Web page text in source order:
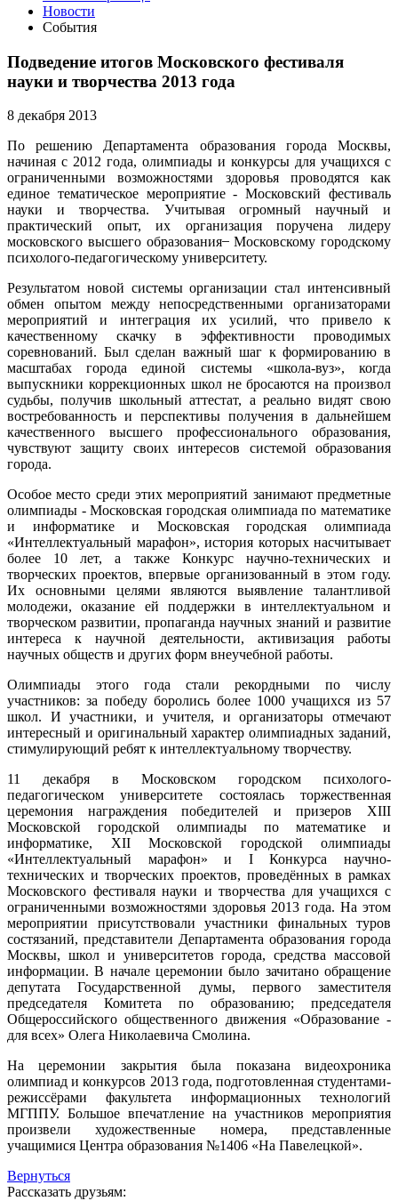
Новости
События
Подведение итогов Московского фестиваля
науки и творчества 2013 года
8 декабря 2013
По решению Департамента образования города Москвы,
начиная с 2012 года, олимпиады и конкурсы для учащихся с
ограниченными возможностями здоровья проводятся как
единое тематическое мероприятие - Московский фестиваль
науки и творчества. Учитывая огромный научный и
практический опыт, их организация поручена лидеру
московского высшего образования ̶ Московскому городскому
психолого-педагогическому университету.
Результатом новой системы организации стал интенсивный
обмен опытом между непосредственными организаторами
мероприятий и интеграция их усилий, что привело к
качественному скачку в эффективности проводимых
соревнований. Был сделан важный шаг к формированию в
масштабах города единой системы «школа-вуз», когда
выпускники коррекционных школ не бросаются на произвол
судьбы, получив школьный аттестат, а реально видят свою
востребованность и перспективы получения в дальнейшем
качественного высшего профессионального образования,
чувствуют защиту своих интересов системой образования
города.
Особое место среди этих мероприятий занимают предметные
олимпиады - Московская городская олимпиада по математике
и информатике и Московская городская олимпиада
«Интеллектуальный марафон», история которых насчитывает
более 10 лет, а также Конкурс научно-технических и
творческих проектов, впервые организованный в этом году.
Их основными целями являются выявление талантливой
молодежи, оказание ей поддержки в интеллектуальном и
творческом развитии, пропаганда научных знаний и развитие
интереса к научной деятельности, активизация работы
научных обществ и других форм внеучебной работы.
Олимпиады этого года стали рекордными по числу
участников: за победу боролись более 1000 учащихся из 57
школ. И участники, и учителя, и организаторы отмечают
интересный и оригинальный характер олимпиадных заданий,
стимулирующий ребят к интеллектуальному творчеству.
11 декабря в Московском городском психолого-
педагогическом университете состоялась торжественная
церемония награждения победителей и призеров XIII
Московской городской олимпиады по математике и
информатике, XII Московской городской олимпиады
«Интеллектуальный марафон» и I Конкурса научно-
технических и творческих проектов, проведённых в рамках
Московского фестиваля науки и творчества для учащихся с
ограниченными возможностями здоровья 2013 года. На этом
мероприятии присутствовали участники финальных туров
состязаний, представители Департамента образования города
Москвы, школ и университетов города, средства массовой
информации. В начале церемонии было зачитано обращение
депутата Государственной думы, первого заместителя
председателя Комитета по образованию; председателя
Общероссийского общественного движения «Образование -
для всех» Олега Николаевича Смолина.
На церемонии закрытия была показана видеохроника
олимпиад и конкурсов 2013 года, подготовленная студентами-
режиссёрами факультета информационных технологий
МГППУ. Большое впечатление на участников мероприятия
произвели художественные номера, представленные
учащимися Центра образования №1406 «На Павелецкой».
Вернуться
Рассказать друзьям: